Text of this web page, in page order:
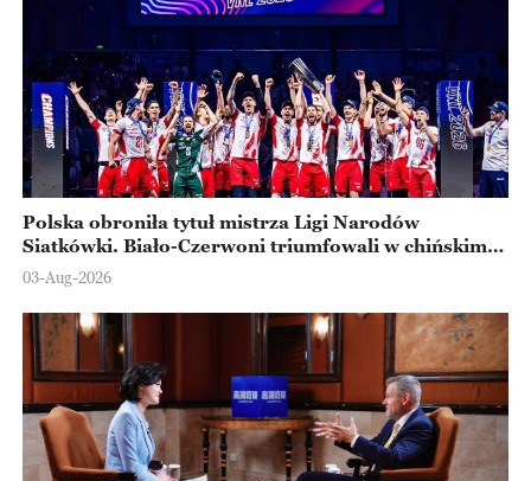
Polska obroniła tytuł mistrza Ligi Narodów
Siatkówki. Biało-Czerwoni triumfowali w chińskim
Ningbo
03-Aug-2026